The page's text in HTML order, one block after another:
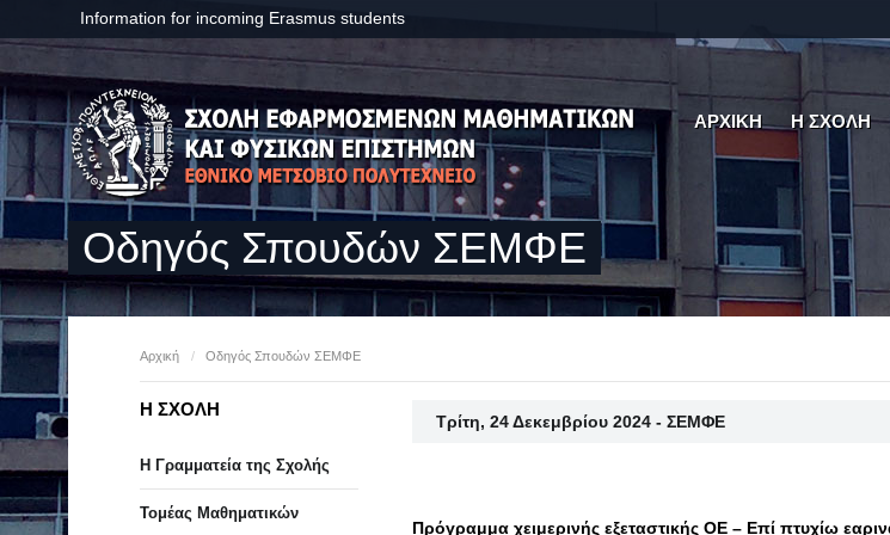
Information for incoming Erasmus students
ΑΡΧΙΚΗ Η ΣΧΟΛΗ
Οδηγός Σπουδών ΣΕΜΦΕ
Αρχική / Οδηγός Σπουδών ΣΕΜΦΕ
Τρίτη, 24 Δεκεμβρίου 2024 - ΣΕΜΦΕ
Πρόγραμμα χειμερινής εξεταστικής ΟΕ – Επί πτυχίω
Η ΣΧΟΛΗ
Η Γραμματεία της Σχολής
Τομέας Μαθηματικών